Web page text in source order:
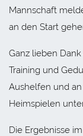
Mannschaft
an den Start
Ganz lieben
Training und
Aushelfen und
Heimspielen
Die Ergebnisse